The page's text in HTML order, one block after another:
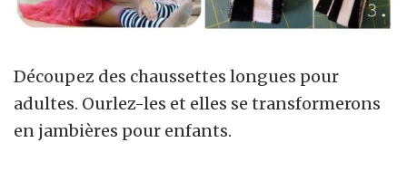
Découpez des chaussettes longues pour
adultes. Ourlez-les et elles se transformerons
en jambières pour enfants.